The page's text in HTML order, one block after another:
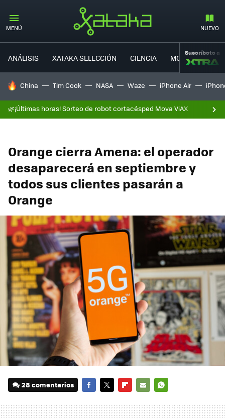
MENÚ NUEVO
ANÁLISIS XATAKA SELECCIÓN CIENCIA MOVILIDAD
Suscríbete a
HOY SE HABLA DE
China Tim Cook NASA Waze iPhone Air
🌿¡Últimas horas! Sorteo de robot cortacésped Mova ViAX
Orange cierra Amena: el operador
desaparecerá en septiembre y
todos sus clientes pasarán a
Orange
28 comentarios
MAIL